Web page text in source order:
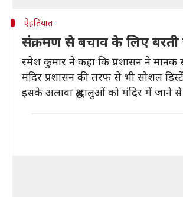
ऐहतियात
संक्रमण से बचाव के लिए बरती
रमेश कुमार ने कहा कि प्रशासन ने मानक
मंदिर प्रशासन की तरफ से भी सोशल
इसके अलावा श्रद्धालुओं को मंदिर में जाने